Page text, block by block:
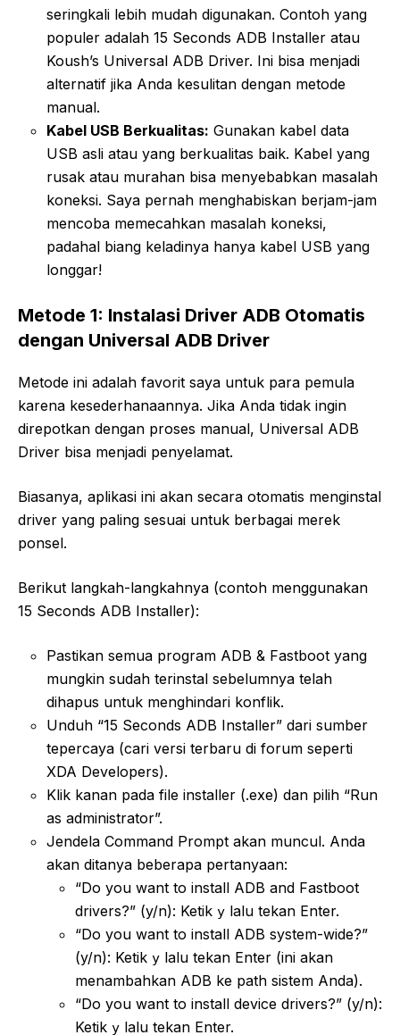
seringkali lebih mudah digunakan. Contoh yang
populer adalah 15 Seconds ADB Installer atau
Koush’s Universal ADB Driver. Ini bisa menjadi
alternatif jika Anda kesulitan dengan metode
manual.
Kabel USB Berkualitas: Gunakan kabel data
USB asli atau yang berkualitas baik. Kabel yang
rusak atau murahan bisa menyebabkan masalah
koneksi. Saya pernah menghabiskan berjam-jam
mencoba memecahkan masalah koneksi,
padahal biang keladinya hanya kabel USB yang
longgar!
Metode 1: Instalasi Driver ADB Otomatis
dengan Universal ADB Driver
Metode ini adalah favorit saya untuk para pemula
karena kesederhanaannya. Jika Anda tidak ingin
direpotkan dengan proses manual, Universal ADB
Driver bisa menjadi penyelamat.
Biasanya, aplikasi ini akan secara otomatis menginstal
driver yang paling sesuai untuk berbagai merek
ponsel.
Berikut langkah-langkahnya (contoh menggunakan
15 Seconds ADB Installer):
Pastikan semua program ADB & Fastboot yang
mungkin sudah terinstal sebelumnya telah
dihapus untuk menghindari konflik.
Unduh “15 Seconds ADB Installer” dari sumber
tepercaya (cari versi terbaru di forum seperti
XDA Developers).
Klik kanan pada file installer (.exe) dan pilih “Run
as administrator”.
Jendela Command Prompt akan muncul. Anda
akan ditanya beberapa pertanyaan:
“Do you want to install ADB and Fastboot
drivers?” (y/n): Ketik y lalu tekan Enter.
“Do you want to install ADB system-wide?”
(y/n): Ketik y lalu tekan Enter (ini akan
menambahkan ADB ke path sistem Anda).
“Do you want to install device drivers?” (y/n):
Ketik y lalu tekan Enter.